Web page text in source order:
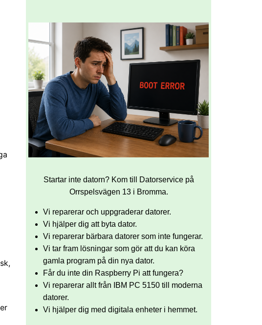
Startar inte datorn? Kom till Datorservice på
Orrspelsvägen 13 i Bromma.
Vi reparerar och uppgraderar datorer.
Vi hjälper dig att byta dator.
Vi reparerar bärbara datorer som inte fungerar.
Vi tar fram lösningar som gör att du kan köra
gamla program på din nya dator.
Får du inte din Raspberry Pi att fungera?
Vi reparerar allt från IBM PC 5150 till moderna
datorer.
Vi hjälper dig med digitala enheter i hemmet.